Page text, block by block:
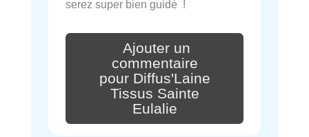
serez super bien guidé !
Ajouter un
commentaire
pour Diffus'Laine
Tissus Sainte
Eulalie